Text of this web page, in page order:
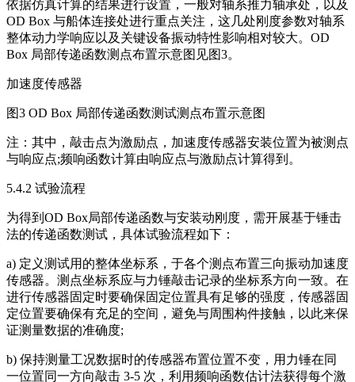
依据仿真计算的结果进行设置，一般对轴系推力轴承处，以及
OD Box 与船体连接处进行重点关注，这几处刚度参数对轴系
整体动力学响应以及关键设备振动特性影响相对较大。OD
Box 局部传递函数测点布置示意图见图3。
加速度传感器
图3 OD Box 局部传递函数测试测点布置示意图
注：其中，敲击点为激励点，加速度传感器安装位置为被测点
与响应点;频响函数计算由响应点与激励点计算得到。
5.4.2 试验流程
为得到OD Box局部传递函数与安装动刚度，需开展基于锤击
法的传递函数测试，具体试验流程如下：
a) 定义测试用的整体坐标系，于各个测点布置三向振动加速度
传感器。测点坐标系应与力锤敲击记录的坐标系方向一致。在
进行传感器固定时要确保固定位置具有足够的强度，传感器固
定位置要确保有充足的空间，避免与周围构件接触，以此来保
证测量数据的准确度;
b) 保持测量工况数据时的传感器布置位置不变，用力锤在同
一位置同一方向敲击 3-5 次，利用频响函数估计法获得每个激